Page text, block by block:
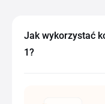
Jak wykorzystać
1?